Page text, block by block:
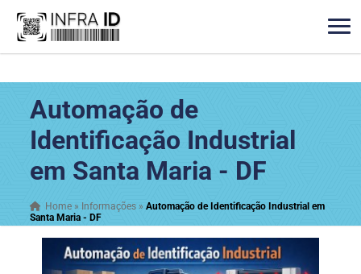
Automação de
Identificação Industrial
em Santa Maria - DF
Home » Informações »Automação de Identificação Industrial em
Santa Maria - DF